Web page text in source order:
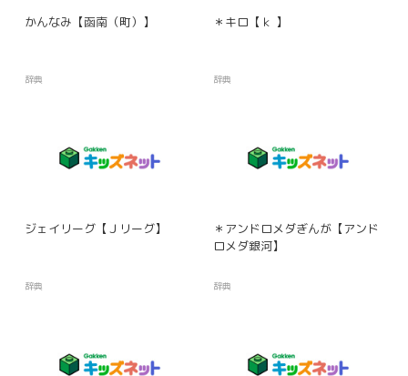
かんなみ【函南（町）】
辞典
＊キロ【ｋ 】
辞典
ジェイリーグ【Ｊリーグ】
辞典
＊アンドロメダぎんが【アンド
ロメダ銀河】
辞典